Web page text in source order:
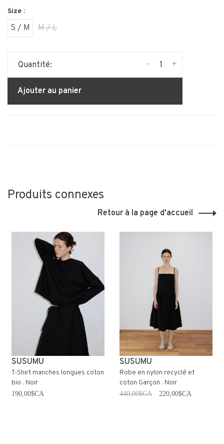
Size :
S / M M / L
Quantité: +
-
Ajouter au panier
Produits connexes
Retour à la page d'accueil
SUSUMU
T-Shirt manches longues coton
bio . Noir
190,00$CA
SUSUMU
Robe en nylon recyclé et
coton Garçon . Noir
440,00$CA 220,00$CA